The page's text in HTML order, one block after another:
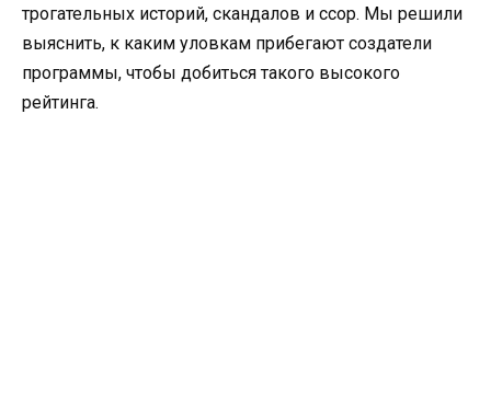
трогательных историй, скандалов и ссор. Мы решили
выяснить, к каким уловкам прибегают создатели
программы, чтобы добиться такого высокого
рейтинга.